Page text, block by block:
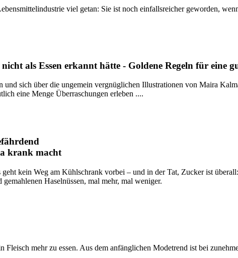
viel getan: Sie ist noch einfallsreicher geworden,
als Essen erkannt hätte - Goldene Regeln für eine
und sich über die ungemein vergnüglichen Illustrationen von Maira
eine Menge Überraschungen erleben ....
krank macht
geht kein Weg am Kühlschrank vorbei – und in der Tat, Zucker ist
Haselnüssen, mal mehr, mal weniger.
mehr zu essen. Aus dem anfänglichen Modetrend ist bei